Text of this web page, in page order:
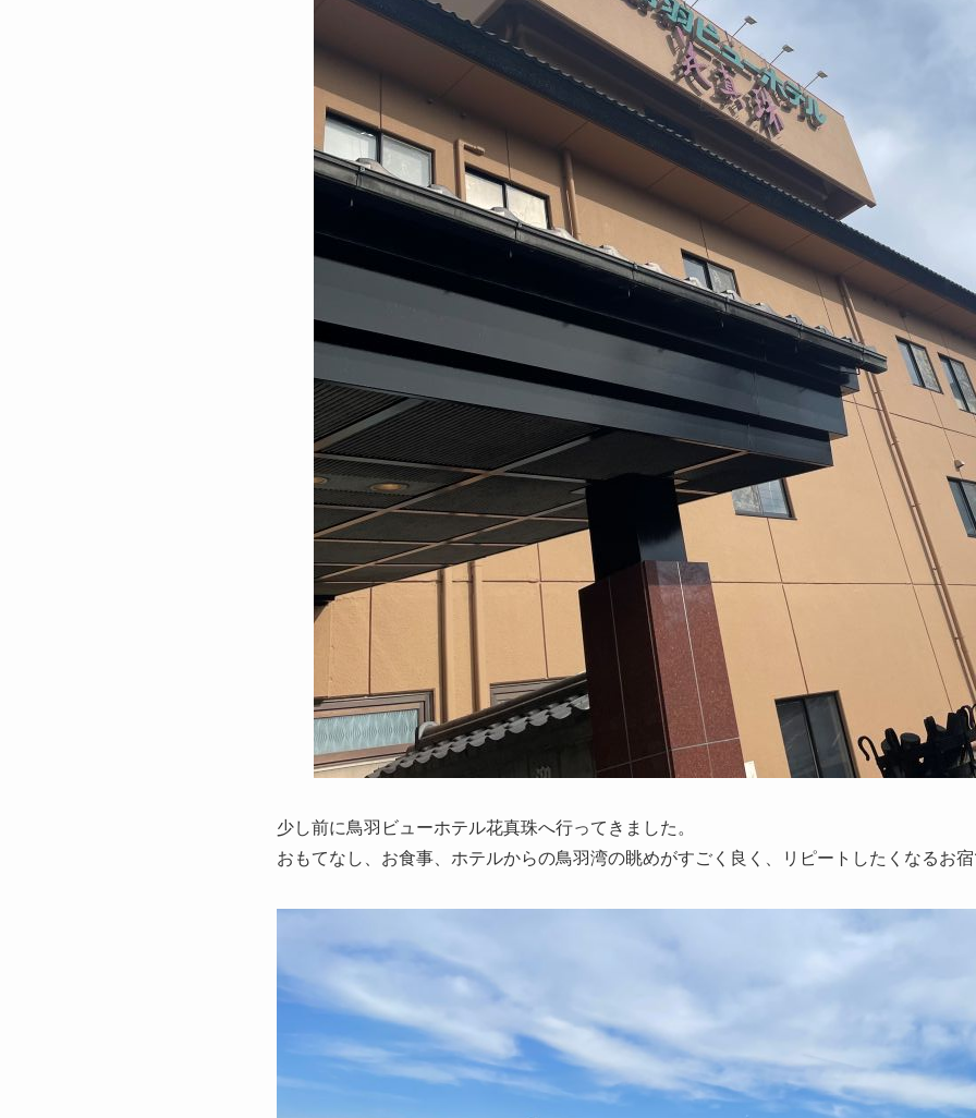
少し前に鳥羽ビューホテル花真珠へ行ってきました。
おもてなし、お食事、ホテルからの鳥羽湾の眺めがすごく良く、リピートしたくなるお